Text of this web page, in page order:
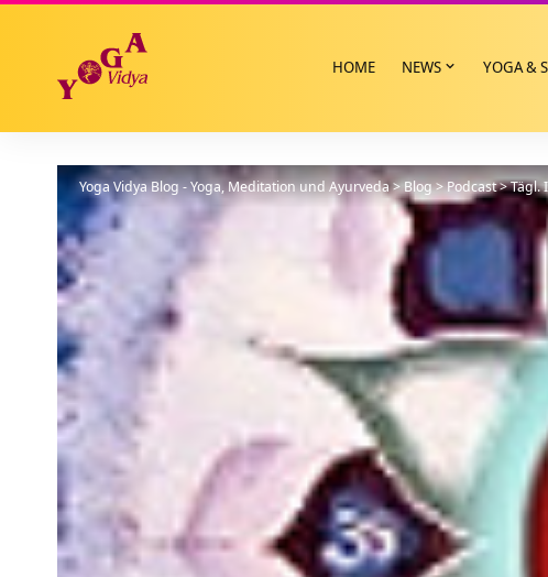
HOME NEWS YOGA &
Yoga Vidya Blog - Yoga, Meditation und Ayurveda>Blog>Podcast>Tägl.